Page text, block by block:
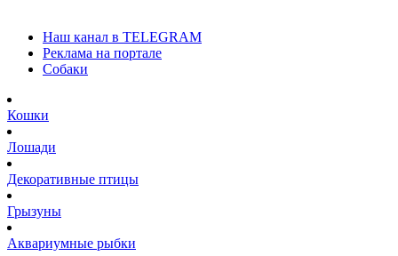
Наш канал в TELEGRAM
Реклама на портале
Собаки
Кошки
Лошади
Декоративные птицы
Грызуны
Аквариумные рыбки